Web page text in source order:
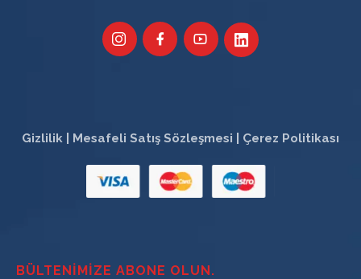
Gizlilik Mesafeli Satış Sözleşmesi Çerez Politikası
BÜLTENIMIZE ABONE OLUN.